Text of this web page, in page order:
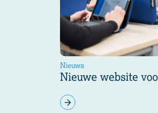
Nieuws
Nieuwe website